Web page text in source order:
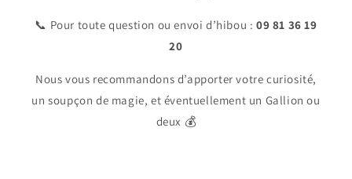
📞 Pour toute question ou envoi d’hibou : 09 81 36 19
20
Nous vous recommandons d’apporter votre curiosité,
un soupçon de magie, et éventuellement un Gallion ou
deux 💰